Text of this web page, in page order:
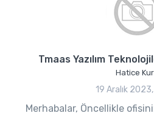
Tmaas Yazılım
Hatice
19 Aralık
Merhabalar, Öncellikle